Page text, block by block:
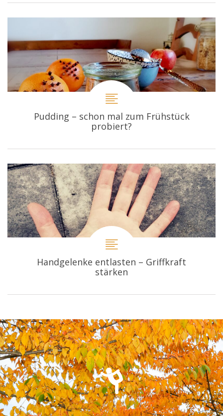
Pudding – schon mal zum Frühstück
probiert?
Handgelenke entlasten – Griffkraft
stärken